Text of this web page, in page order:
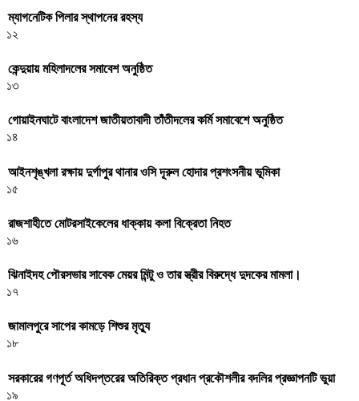
ম্যাগনেটিক পিলার স্থাপনের রহস্য
১২
কেন্দুয়ায় মহিলাদলের সমাবেশ অনুষ্ঠিত
১৩
গোয়াইনঘাটে বাংলাদেশ জাতীয়তাবাদী তাঁতীদলের কর্মি সমাবেশে অনুষ্ঠিত
১৪
আইনশৃঙ্খলা রক্ষায় দুর্গাপুর থানার ওসি দূরুল হোদার প্রশংসনীয় ভূমিকা
১৫
রাজশাহীতে মোটরসাইকেলের ধাক্কায় কলা বিক্রেতা নিহত
১৬
ঝিনাইদহ পৌরসভার সাবেক মেয়র মিন্টু ও তার স্ত্রীর বিরুদ্ধে দুদকের মামলা।
১৭
জামালপুরে সাপের কামড়ে শিশুর মৃত্যু
১৮
সরকারের গণপূর্ত অধিদপ্তরের অতিরিক্ত প্রধান প্রকৌশলীর বদলির প্রজ্ঞাপনটি ভুয়া
১৯